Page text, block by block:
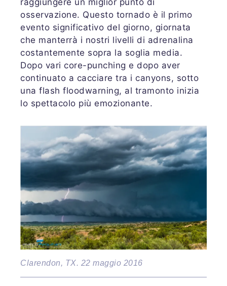
raggiungere un miglior punto di
osservazione. Questo tornado è il primo
evento significativo del giorno, giornata
che manterrà i nostri livelli di adrenalina
costantemente sopra la soglia media.
Dopo vari core-punching e dopo aver
continuato a cacciare tra i canyons, sotto
una flash floodwarning, al tramonto inizia
lo spettacolo più emozionante.
Clarendon, TX. 22 maggio 2016